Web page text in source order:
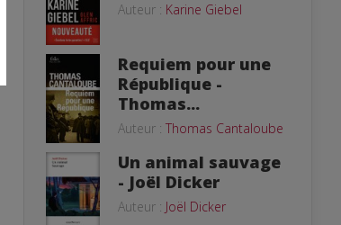
Auteur : Karine Giebel
Requiem pour une
République -
Thomas...
Auteur : Thomas Cantaloube
Un animal sauvage
- Joël Dicker
Auteur : Joël Dicker